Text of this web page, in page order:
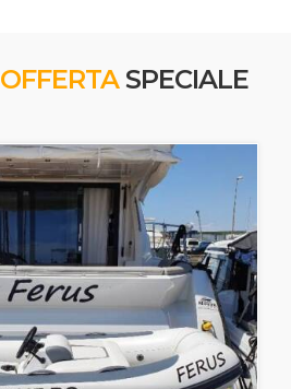
OFFERTASPECIALE